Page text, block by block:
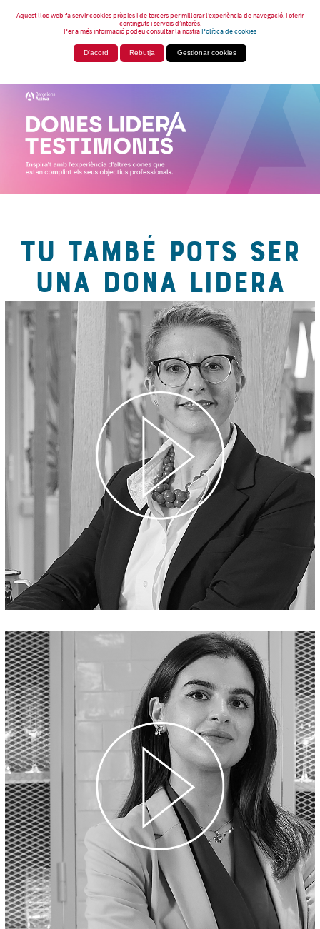
Aquest lloc web fa servir cookies pròpies i de tercers per millorar l’experiència de navegació, i oferir
continguts i serveis d’interès.
Per a més informació podeu consultar la nostraPolítica de cookies
D'acord Rebutja Gestionar cookies
TU TAMBÉ POTS SER
UNA DONA LIDERA